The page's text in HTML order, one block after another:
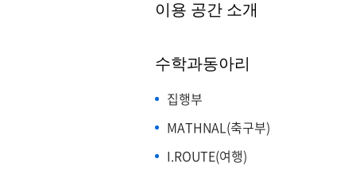
이용 공간 소개
수학과동아리
집행부
MATHNAL(축구부)
I.ROUTE(여행)